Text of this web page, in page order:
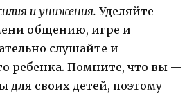
и унижения. Уделяйте
общению, игре и
слушайте и
ребенка. Помните, что вы —
для своих детей, поэтому